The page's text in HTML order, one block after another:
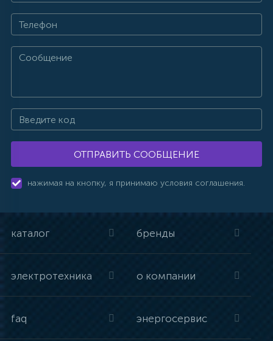
ОТПРАВИТЬ СООБЩЕНИЕ
нажимая на кнопку, я принимаю условия соглашения.
каталог бренды
электротехника о компании
faq энергосервис